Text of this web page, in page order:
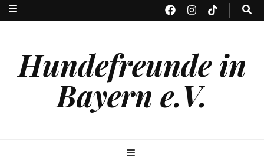
Hundefreunde in
Bayern e.V.